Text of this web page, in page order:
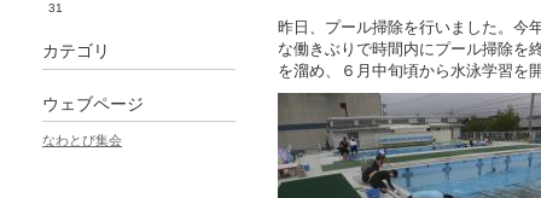
昨日、プール掃除を行いました。今
な働きぶりで時間内にプール掃除を
を溜め、６月中旬頃から水泳学習を
31
カテゴリ
ウェブページ
なわとび集会